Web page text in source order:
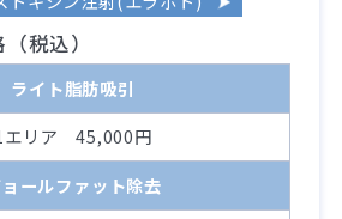
税込）
ライト脂肪吸引
エリア 45,000円
ールファット除去